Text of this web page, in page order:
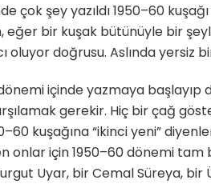
çok şey yazıldı 1950–60
eğer bir kuşak bütünüyle bir
oluyor doğrusu. Aslında yersiz
içinde yazmaya başlayıp
gerekir. Hiç bir çağ
kuşağına “ikinci yeni”
onlar için 1950–60 dönemi tam
Uyar, bir Cemal Süreya, bir